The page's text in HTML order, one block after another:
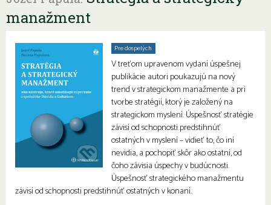
manažment
Pre dospelých
V treťom upravenom vydaní úspešnej
publikácie autori poukazujú na nový
trend v strategickom manažmente a pri
tvorbe stratégií, ktorý je založený na
strategickom myslení. Úspešnosť stratégie
závisí od schopnosti predstihnúť
ostatných v myslení – vidieť to, čo iní
nevidia, a pochopiť skôr ako ostatní, od
čoho závisia úspechy v budúcnosti.
Úspešnosť strategického manažmentu
závisí od schopnosti predstihnúť ostatných v konaní.